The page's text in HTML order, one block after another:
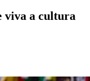
viva a cultura